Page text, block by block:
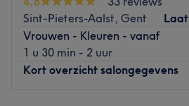
mensen met kwetsbaar of zwak
kinderen zijn hier welkom! Let op:
alleen contant betalen.
Sint-Pieters-Aalst, Gent
Vrouwen - Kleuren - vanaf
1 u 30 min - 2 uur
Kort overzicht salongegevens